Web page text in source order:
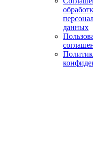
данных